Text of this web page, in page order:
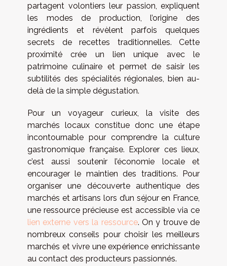
partagent volontiers leur passion, expliquent
les modes de production, l’origine des
ingrédients et révèlent parfois quelques
secrets de recettes traditionnelles. Cette
proximité crée un lien unique avec le
patrimoine culinaire et permet de saisir les
subtilités des spécialités régionales, bien au-
delà de la simple dégustation.
Pour un voyageur curieux, la visite des
marchés locaux constitue donc une étape
incontournable pour comprendre la culture
gastronomique française. Explorer ces lieux,
c’est aussi soutenir l’économie locale et
encourager le maintien des traditions. Pour
organiser une découverte authentique des
marchés et artisans lors d’un séjour en France,
une ressource précieuse est accessible via ce
lien externe vers la ressource. On y trouve de
nombreux conseils pour choisir les meilleurs
marchés et vivre une expérience enrichissante
au contact des producteurs passionnés.